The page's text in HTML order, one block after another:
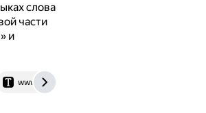
слова
части
и
www.techinsider.ru